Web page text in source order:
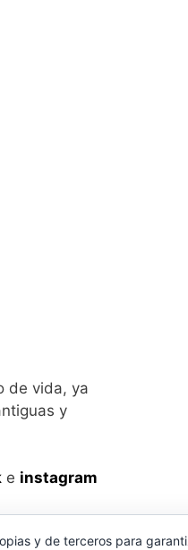
de vida, ya
y
e instagram
y de terceros para